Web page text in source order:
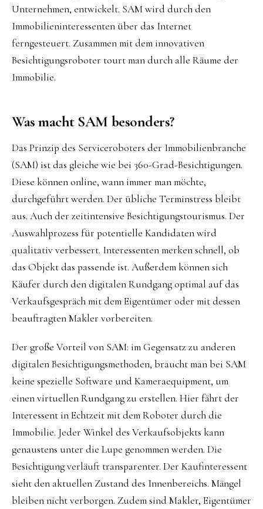
Unternehmen, entwickelt. SAM wird durch den
Immobilieninteressenten über das Internet
ferngesteuert. Zusammen mit dem innovativen
Besichtigungsroboter tourt man durch alle Räume der
Immobilie.
Was macht SAM besonders?
Das Prinzip des Serviceroboters der Immobilienbranche
(SAM) ist das gleiche wie bei 360-Grad-Besichtigungen.
Diese können online, wann immer man möchte,
durchgeführt werden. Der übliche Terminstress bleibt
aus. Auch der zeitintensive Besichtigungstourismus. Der
Auswahlprozess für potentielle Kandidaten wird
qualitativ verbessert. Interessenten merken schnell, ob
das Objekt das passende ist. Außerdem können sich
Käufer durch den digitalen Rundgang optimal auf das
Verkaufsgespräch mit dem Eigentümer oder mit dessen
beauftragten Makler vorbereiten.
Der große Vorteil von SAM: im Gegensatz zu anderen
digitalen Besichtigungsmethoden, braucht man bei SAM
keine spezielle Software und Kameraequipment, um
einen virtuellen Rundgang zu erstellen. Hier fährt der
Interessent in Echtzeit mit dem Roboter durch die
Immobilie. Jeder Winkel des Verkaufsobjekts kann
genaustens unter die Lupe genommen werden. Die
Besichtigung verläuft transparenter. Der Kaufinteressent
sieht den aktuellen Zustand des Innenbereichs. Mängel
bleiben nicht verborgen. Zudem sind Makler, Eigentümer